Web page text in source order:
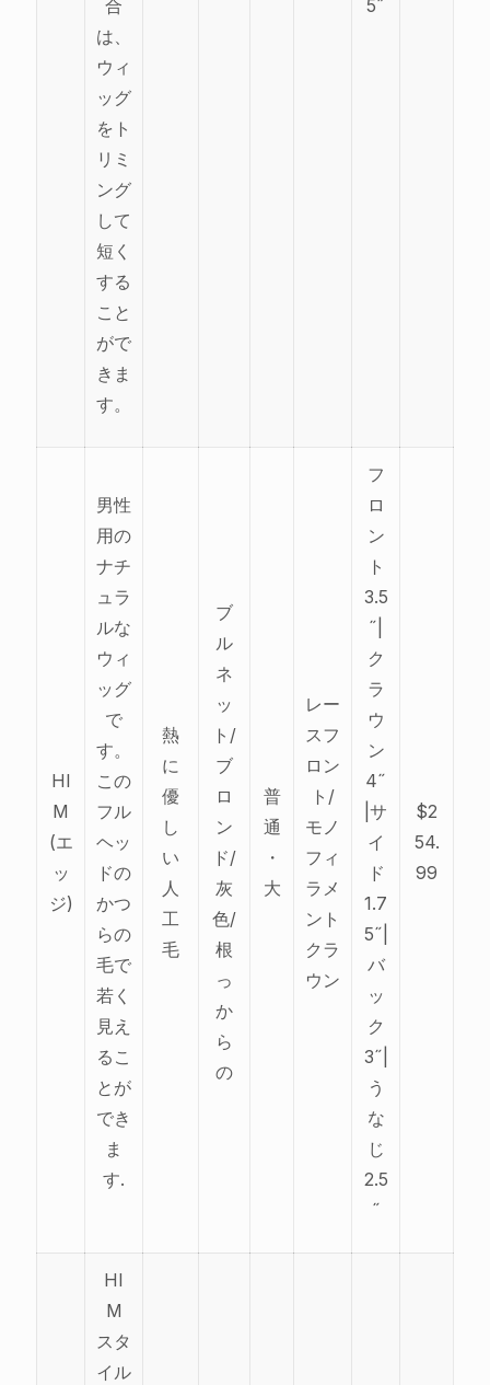
合
は、
ウィ
ッグ
をト
リミ
ング
して
短く
する
こと
がで
きま
す。
5˝
HI
M
(エ
ッ
ジ)
男性
用の
ナチ
ュラ
ルな
ウィ
ッグ
で
す。
この
フル
ヘッ
ドの
かつ
らの
毛で
若く
見え
るこ
とが
でき
ま
す.
熱
に
優
し
い
人
工
毛
ブ
ル
ネ
ッ
ト/
ブ
ロ
ン
ド/
灰
色/
根
っ
か
ら
の
普
通
・
大
レー
スフ
ロン
ト/
モノ
フィ
ラメ
ント
クラ
ウン
フ
ロ
ン
ト
3.5
˝|
ク
ラ
ウ
ン
4˝
|サ
イ
ド
1.7
5˝|
バ
ッ
ク
3˝|
う
な
じ
2.5
˝
$2
54.
99
HI
M
スタ
イル